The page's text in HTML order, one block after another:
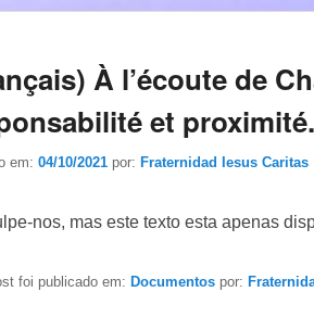
À l’écoute de
et
em: 04/10/2021 por: Fraternidad Iesus Caritas
nos, mas este texto esta apenas
foi publicado em: Documentos por: